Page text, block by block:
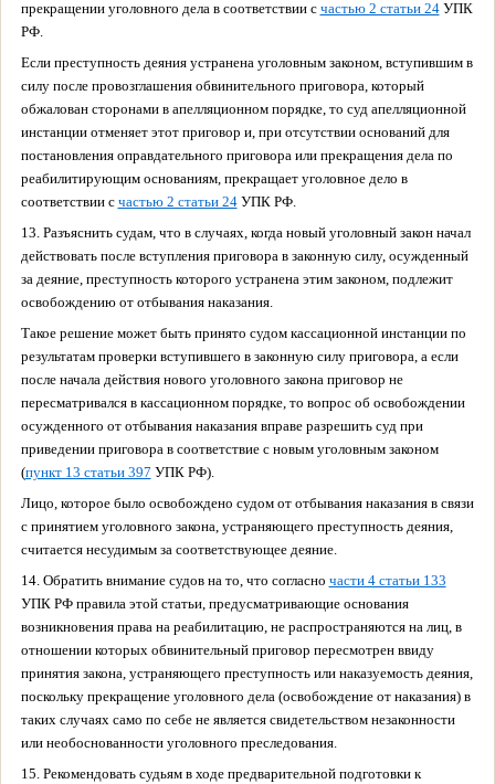
прекращении уголовного дела в соответствии с частью 2 статьи 24УПК
РФ.
Если преступность деяния устранена уголовным законом, вступившим в
силу после провозглашения обвинительного приговора, который
обжалован сторонами в апелляционном порядке, то суд апелляционной
инстанции отменяет этот приговор и, при отсутствии оснований для
постановления оправдательного приговора или прекращения дела по
реабилитирующим основаниям, прекращает уголовное дело в
соответствии с частью 2 статьи 24УПК РФ.
13. Разъяснить судам, что в случаях, когда новый уголовный закон начал
действовать после вступления приговора в законную силу, осужденный
за деяние, преступность которого устранена этим законом, подлежит
освобождению от отбывания наказания.
Такое решение может быть принято судом кассационной инстанции по
результатам проверки вступившего в законную силу приговора, а если
после начала действия нового уголовного закона приговор не
пересматривался в кассационном порядке, то вопрос об освобождении
осужденного от отбывания наказания вправе разрешить суд при
приведении приговора в соответствие с новым уголовным законом
(пункт 13 статьи 397 УПК РФ).
Лицо, которое было освобождено судом от отбывания наказания в связи
с принятием уголовного закона, устраняющего преступность деяния,
считается несудимым за соответствующее деяние.
14. Обратить внимание судов на то, что согласно части 4 статьи 133
УПК РФ правила этой статьи, предусматривающие основания
возникновения права на реабилитацию, не распространяются на лиц, в
отношении которых обвинительный приговор пересмотрен ввиду
принятия закона, устраняющего преступность или наказуемость деяния,
поскольку прекращение уголовного дела (освобождение от наказания) в
таких случаях само по себе не является свидетельством незаконности
или необоснованности уголовного преследования.
15. Рекомендовать судьям в ходе предварительной подготовки к